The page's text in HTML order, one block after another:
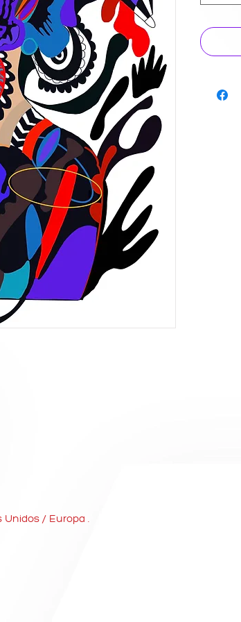
Unidos / Europa .